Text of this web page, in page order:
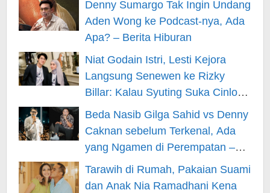
Denny Sumargo Tak Ingin Undang
Aden Wong ke Podcast-nya, Ada
Apa? – Berita Hiburan
Niat Godain Istri, Lesti Kejora
Langsung Senewen ke Rizky
Billar: Kalau Syuting Suka Cinlok?
– Berita Hiburan
Beda Nasib Gilga Sahid vs Denny
Caknan sebelum Terkenal, Ada
yang Ngamen di Perempatan –
Berita Hiburan
Tarawih di Rumah, Pakaian Suami
dan Anak Nia Ramadhani Kena